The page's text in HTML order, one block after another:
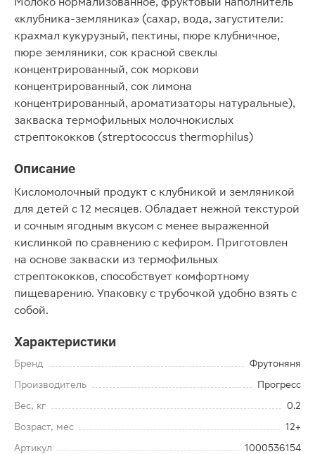
«клубника-земляника» (сахар, вода, загустители:
крахмал кукурузный, пектины, пюре клубничное,
пюре земляники, сок красной свеклы
концентрированный, сок моркови
концентрированный, сок лимона
концентрированный, ароматизаторы натуральные),
закваска термофильных молочнокислых
стрептококков (streptococcus thermophilus)
Описание
Кисломолочный продукт с клубникой и земляникой
для детей с 12 месяцев. Обладает нежной текстурой
и сочным ягодным вкусом с менее выраженной
кислинкой по сравнению с кефиром. Приготовлен
на основе закваски из термофильных
стрептококков, способствует комфортному
пищеварению. Упаковку с трубочкой удобно взять с
собой.
Характеристики
Бренд
Фрутоняня
Производитель
Прогресс
Вес, кг
0.2
Возраст, мес
12+
Артикул
1000536154